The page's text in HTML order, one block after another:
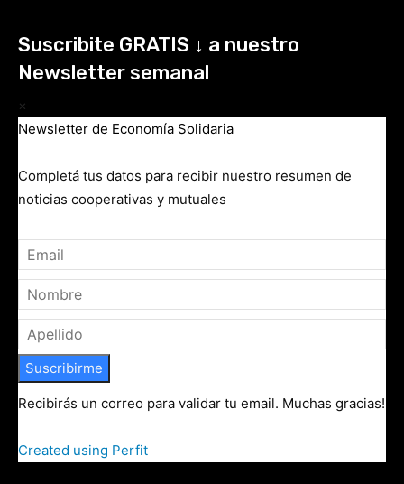
Suscribite GRATIS ↓ a nuestro
Newsletter semanal
×
Newsletter de Economía Solidaria
Completá tus datos para recibir nuestro resumen de
noticias cooperativas y mutuales
Suscribirme
Recibirás un correo para validar tu email. Muchas gracias!
Created using Perfit